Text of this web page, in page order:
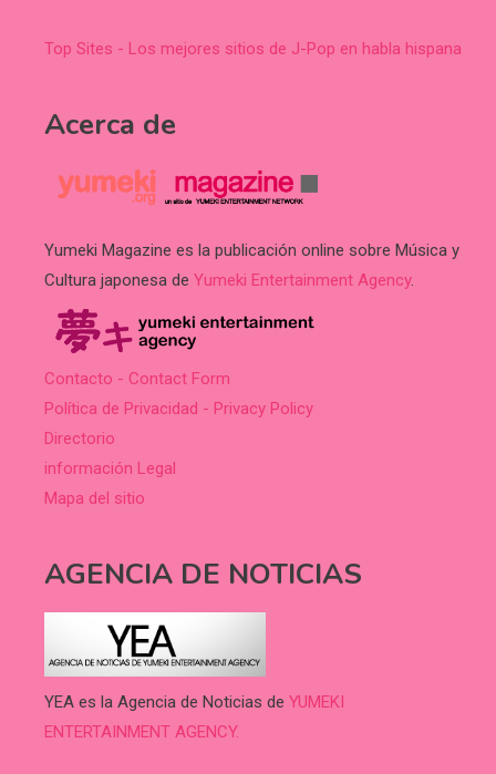
Top Sites - Los mejores sitios de J-Pop en habla hispana
Acerca de
Yumeki Magazine es la publicación online sobre Música y
Cultura japonesa de Yumeki Entertainment Agency.
Contacto - Contact Form
Política de Privacidad - Privacy Policy
Directorio
información Legal
Mapa del sitio
AGENCIA DE NOTICIAS
YEA es la Agencia de Noticias de YUMEKI
ENTERTAINMENT AGENCY.